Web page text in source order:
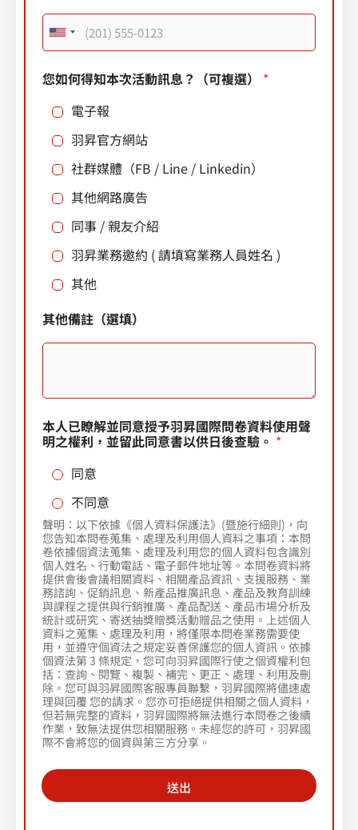
U
i
t
e
d
t
a
t
e
+
您如何得知本次活動訊息？（可複選） *
電子報
羽昇官方網站
社群媒體（FB / Line / Linkedin）
其他網路廣告
同事 / 親友介紹
羽昇業務邀約 ( 請填寫業務人員姓名 )
其他
其他備註（選填）
本人已瞭解並同意授予羽昇國際問卷資料使用聲
明之權利，並留此同意書以供日後查驗。 *
同意
不同意
聲明：以下依據《個人資料保護法》(暨施行細則)，向
您告知本問卷蒐集、處理及利用個人資料之事項：本問
卷依據個資法蒐集、處理及利用您的個人資料包含識別
個人姓名、行動電話、電子郵件地址等。本問卷資料將
提供會後會議相關資料、相關產品資訊、支援服務、業
務諮詢、促銷訊息、新產品推廣訊息、產品及教育訓練
與課程之提供與行銷推廣、產品配送、產品市場分析及
統計或研究、寄送抽獎贈獎活動贈品之使用。上述個人
資料之蒐集、處理及利用，將僅限本問卷業務需要使
用，並遵守個資法之規定妥善保護您的個人資訊。依據
個資法第 3 條規定，您可向羽昇國際行使之個資權利包
括：查詢、閱覽、複製、補完、更正、處理、利用及刪
除。您可與羽昇國際客服專員聯繫，羽昇國際將儘速處
理與回覆 您的請求。您亦可拒絕提供相關之個人資料，
但若無完整的資料，羽昇國際將無法進行本問卷之後續
作業，致無法提供您相關服務。未經您的許可，羽昇國
際不會將您的個資與第三方分享。
送出